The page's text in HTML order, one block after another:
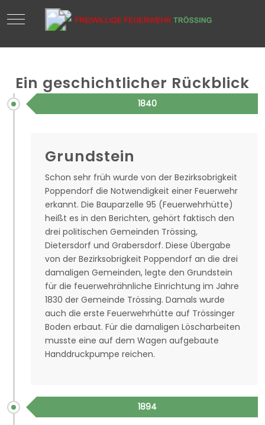
Mobile Menu Toggle
Ein geschichtlicher Rückblick
1840
Grundstein
Schon sehr früh wurde von der Bezirksobrigkeit
Poppendorf die Notwendigkeit einer Feuerwehr
erkannt. Die Bauparzelle 95 (Feuerwehrhütte)
heißt es in den Berichten, gehört faktisch den
drei politischen Gemeinden Trössing,
Dietersdorf und Grabersdorf. Diese Übergabe
von der Bezirksobrigkeit Poppendorf an die drei
damaligen Gemeinden, legte den Grundstein
für die feuerwehrähnliche Einrichtung im Jahre
1830 der Gemeinde Trössing. Damals wurde
auch die erste Feuerwehrhütte auf Trössinger
Boden erbaut. Für die damaligen Löscharbeiten
musste eine auf dem Wagen aufgebaute
Handdruckpumpe reichen.
1894